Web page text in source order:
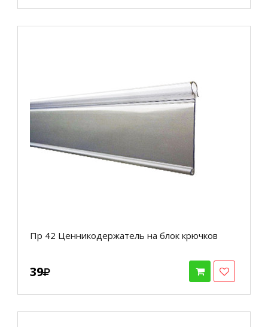
Пр 42 Ценникодержатель на блок крючков
39